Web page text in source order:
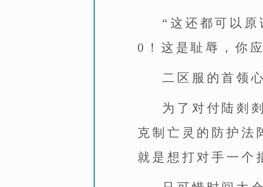
“这还都可以原
0！这是耻辱，你
二区服的首领
为了对付陆剡
克制亡灵的防护法
就是想打对手一个